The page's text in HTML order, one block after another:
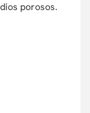
porosos.